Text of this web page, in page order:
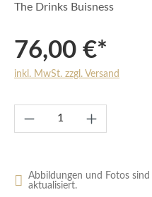
The Drinks Buisness
76,00 €*
inkl. MwSt. zzgl. Versand
Produkt Anzahl:
Abbildungen und Fotos
aktualisiert.